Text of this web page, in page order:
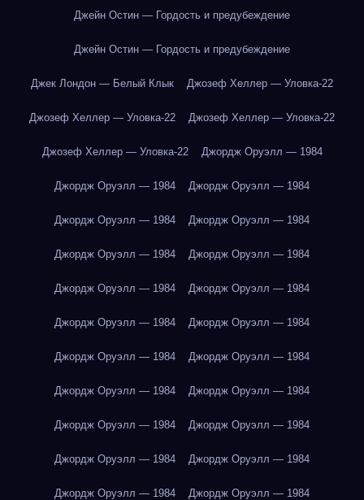
Джейн Остин — Гордость и предубеждение
Джейн Остин — Гордость и предубеждение
Джек Лондон — Белый Клык Джозеф Хеллер — Уловка-22
Джозеф Хеллер — Уловка-22 Джозеф Хеллер — Уловка-22
Джозеф Хеллер — Уловка-22 Джордж Оруэлл — 1984
Джордж Оруэлл — 1984 Джордж Оруэлл — 1984
Джордж Оруэлл — 1984 Джордж Оруэлл — 1984
Джордж Оруэлл — 1984 Джордж Оруэлл — 1984
Джордж Оруэлл — 1984 Джордж Оруэлл — 1984
Джордж Оруэлл — 1984 Джордж Оруэлл — 1984
Джордж Оруэлл — 1984 Джордж Оруэлл — 1984
Джордж Оруэлл — 1984 Джордж Оруэлл — 1984
Джордж Оруэлл — 1984 Джордж Оруэлл — 1984
Джордж Оруэлл — 1984 Джордж Оруэлл — 1984
Джордж Оруэлл — 1984 Джордж Оруэлл — 1984